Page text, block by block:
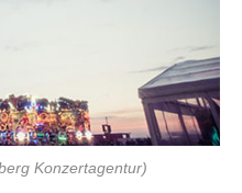
Konzertagentur)